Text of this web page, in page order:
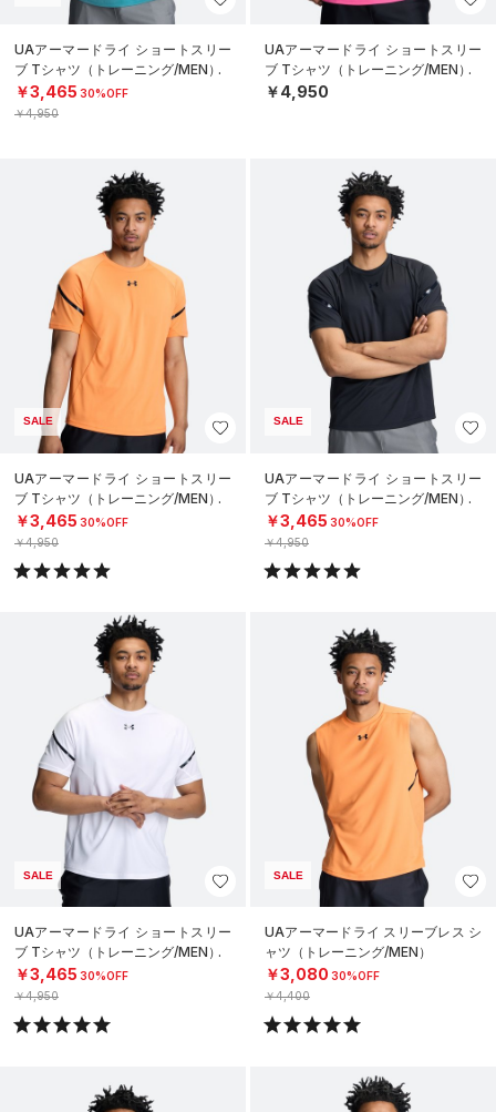
UAアーマードライ ショートスリー
ブ Tシャツ（トレーニング/MEN）
￥3,465 30%OFF
￥4,950
UAアーマードライ ショートスリー
ブ Tシャツ（トレーニング/MEN）
￥4,950
SALE
UAアーマードライ ショートスリー
ブ Tシャツ（トレーニング/MEN）
￥3,465 30%OFF
￥4,950
SALE
UAアーマードライ ショートスリー
ブ Tシャツ（トレーニング/MEN）
￥3,465 30%OFF
￥4,950
SALE
UAアーマードライ ショートスリー
ブ Tシャツ（トレーニング/MEN）
￥3,465 30%OFF
￥4,950
SALE
UAアーマードライ スリーブレス シ
ャツ（トレーニング/MEN）
￥3,080 30%OFF
￥4,400